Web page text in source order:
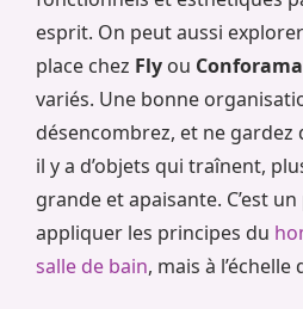
esprit. On peut aussi
place chez Fly ou Conforama
variés. Une bonne
désencombrez, et ne gardez
il y a d’objets qui traînent,
grande et apaisante. C’est
appliquer les principes du
salle de bain, mais à